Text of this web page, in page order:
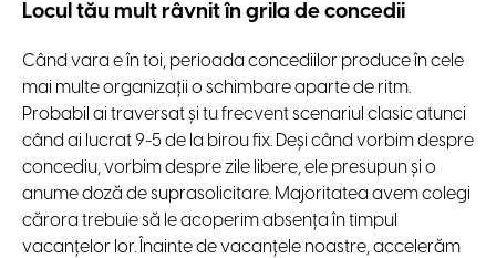
Locul tău mult râvnit în grila de concedii
Când vara e în toi, perioada concediilor produce în cele
mai multe organizaţii o schimbare aparte de ritm.
Probabil ai traversat şi tu frecvent scenariul clasic atunci
când ai lucrat 9-5 de la birou fix. Deşi când vorbim despre
concediu, vorbim despre zile libere, ele presupun şi o
anume doză de suprasolicitare. Majoritatea avem colegi
cărora trebuie să le acoperim absenţa în timpul
vacanţelor lor. Înainte de vacanţele noastre, accelerăm